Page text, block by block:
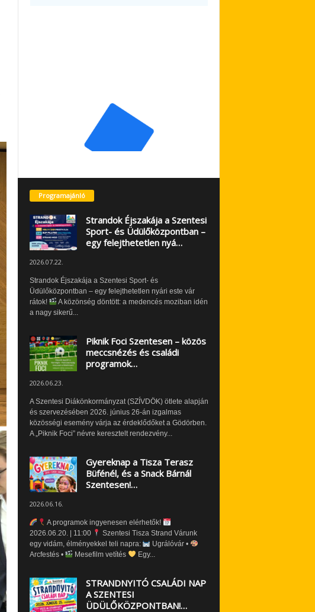
Programajánló
Strandok Éjszakája a Szentesi
Sport- és Üdülőközpontban –
egy felejthetetlen nyá…
2026.07.22.
Strandok Éjszakája a Szentesi Sport- és
Üdülőközpontban – egy felejthetetlen nyári este vár
rátok!
A közönség döntött: a medencés moziban idén
a nagy sikerű...
Piknik Foci Szentesen – közös
meccsnézés és családi
programok…
2026.06.23.
A Szentesi Diákönkormányzat (SZÍVDÖK) ötlete alapján
és szervezésében 2026. június 26-án izgalmas
közösségi esemény várja az érdeklődőket a Gödörben.
A „Piknik Foci” névre keresztelt rendezvény...
Gyereknap a Tisza Terasz
Büfénél, és a Snack Bárnál
Szentesen!…
2026.06.16.
A programok ingyenesen elérhetők!
2026.06.20. | 11:00
Szentesi Tisza Strand Várunk
egy vidám, élményekkel teli napra:
Ugrálóvár •
Arcfestés •
Mesefilm vetítés Egy...
STRANDNYITÓ CSALÁDI NAP
A SZENTESI
ÜDÜLŐKÖZPONTBAN!…